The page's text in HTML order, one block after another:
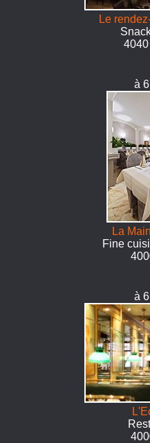
Le
4040
à
La
Fine
à